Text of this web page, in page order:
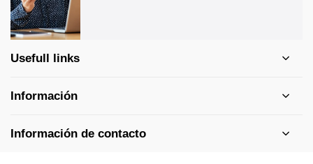
Usefull links
Información
Información de contacto